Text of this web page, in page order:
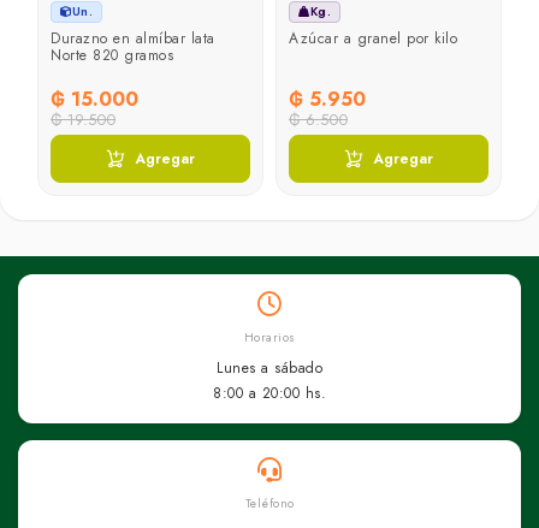
Un.
Durazno en almíbar lata
Norte 820 gramos
₲ 15.000
₲ 19.500
Agregar
Kg.
Azúcar a granel por kilo
₲ 5.950
₲ 6.500
Agregar
Horarios
Lunes a sábado
8:00 a 20:00 hs.
Teléfono